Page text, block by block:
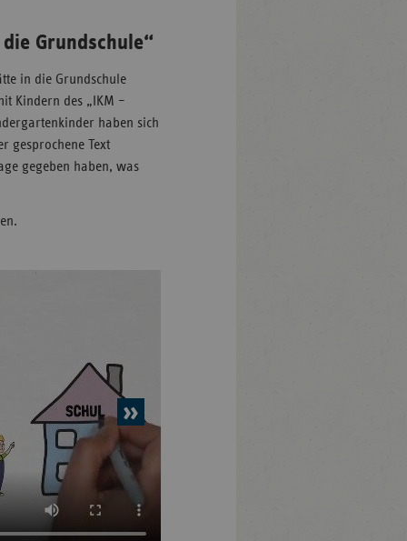
Grundschule“
in die Grundschule
Kindern des „IKM –
haben sich
gesprochene Text
gegeben haben, was
nächstes
Element